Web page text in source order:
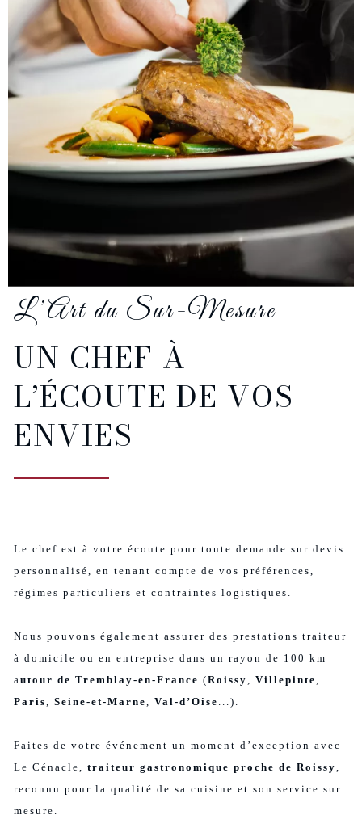
L’Art du Sur-Mesure
UN CHEF À
L’ÉCOUTE DE VOS
ENVIES
Le chef est à votre écoute pour toute demande sur devis
personnalisé, en tenant compte de vos préférences,
régimes particuliers et contraintes logistiques.
Nous pouvons également assurer des prestations traiteur
à domicile ou en entreprise dans un rayon de 100 km
autour de Tremblay-en-France (Roissy, Villepinte,
Paris, Seine-et-Marne, Val-d’Oise ...).
Faites de votre événement un moment d’exception avec
Le Cénacle, traiteur gastronomique proche de Roissy,
reconnu pour la qualité de sa cuisine et son service sur
mesure.